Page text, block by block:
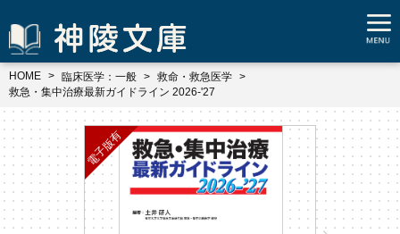
HOME 臨床医学：一般
救命・救急医学
救急・集中治療最新ガイドライン 2026-'27